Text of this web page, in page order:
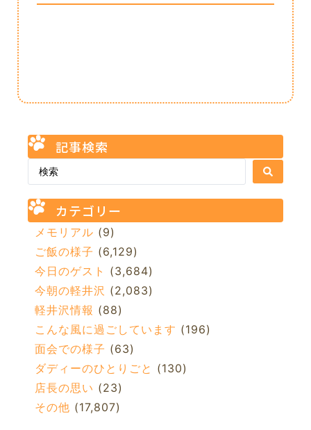
記事検索
カテゴリー
メモリアル (9)
ご飯の様子 (6,129)
今日のゲスト (3,684)
今朝の軽井沢 (2,083)
軽井沢情報 (88)
こんな風に過ごしています (196)
面会での様子 (63)
ダディーのひとりごと (130)
店長の思い (23)
その他 (17,807)